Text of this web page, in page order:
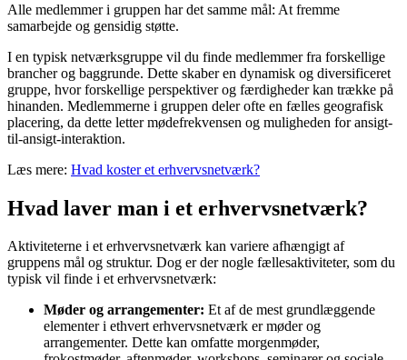
Alle medlemmer i gruppen har det samme mål: At fremme
samarbejde og gensidig støtte.
I en typisk netværksgruppe vil du finde medlemmer fra forskellige
brancher og baggrunde. Dette skaber en dynamisk og diversificeret
gruppe, hvor forskellige perspektiver og færdigheder kan trække på
hinanden. Medlemmerne i gruppen deler ofte en fælles geografisk
placering, da dette letter mødefrekvensen og muligheden for ansigt-
til-ansigt-interaktion.
Læs mere: Hvad koster et erhvervsnetværk?
Hvad laver man i et erhvervsnetværk?
Aktiviteterne i et erhvervsnetværk kan variere afhængigt af
gruppens mål og struktur. Dog er der nogle fællesaktiviteter, som du
typisk vil finde i et erhvervsnetværk:
Møder og arrangementer: Et af de mest grundlæggende
elementer i ethvert erhvervsnetværk er møder og
arrangementer. Dette kan omfatte morgenmøder,